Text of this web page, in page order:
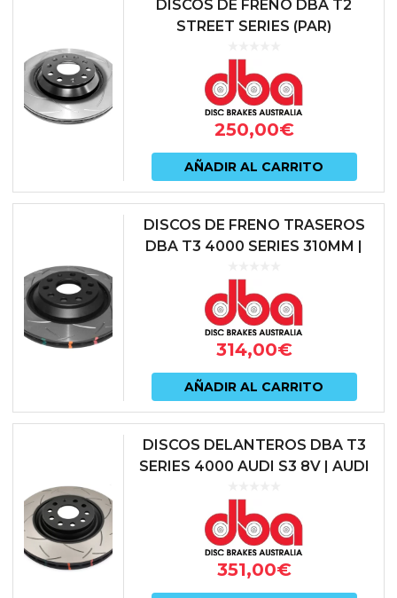
DISCOS DE FRENO DBA T2
STREET SERIES (PAR)
AUDI A3 8P | AUDI S3 8V | AUDI
TT 8S | SE...
250,00€
AÑADIR AL CARRITO
DISCOS DE FRENO TRASEROS
DBA T3 4000 SERIES 310MM |
314,00€
AÑADIR AL CARRITO
DISCOS DELANTEROS DBA T3
SERIES 4000 AUDI S3 8V | AUDI
FORMENTOR | CUPRA LEON | S...
351,00€